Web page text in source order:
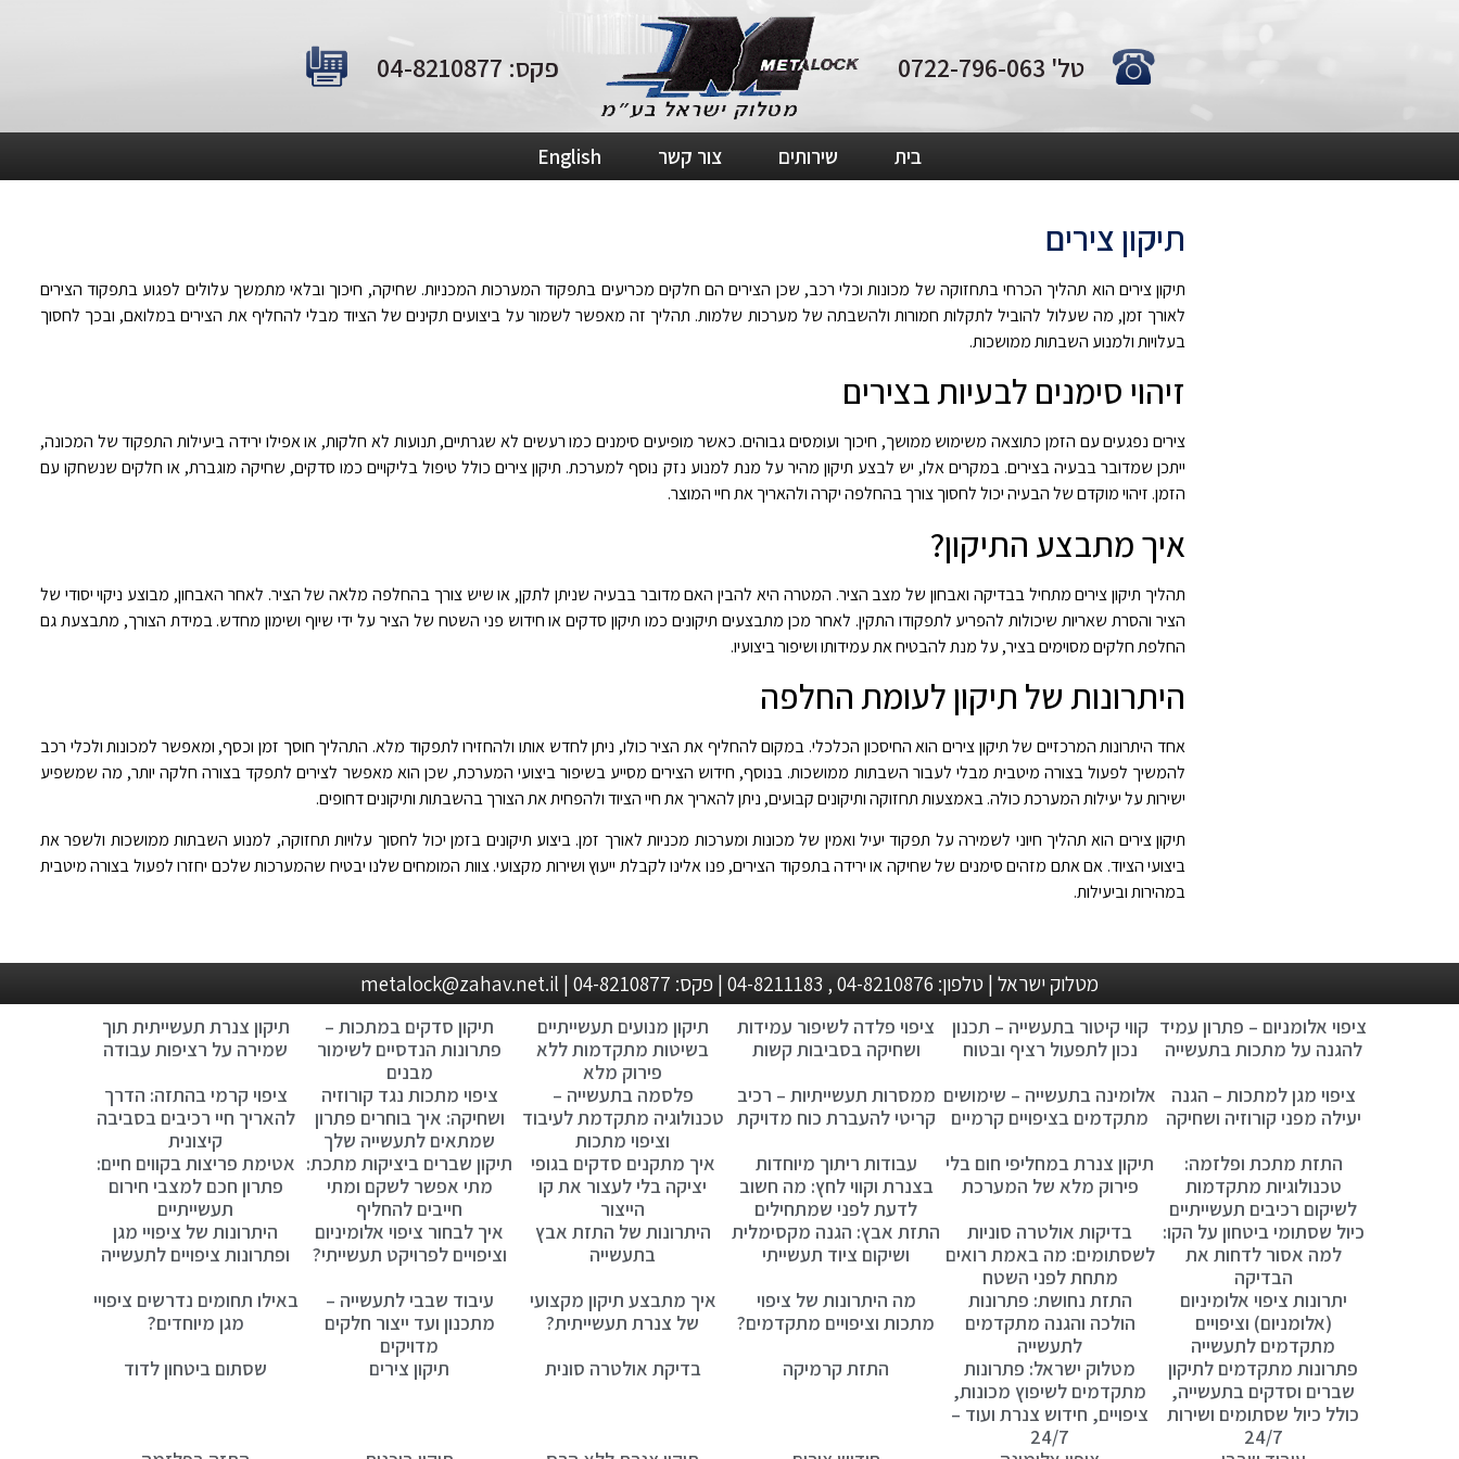
טל' 0722-796-063 פקס: 04-8210877
בית שירותים צור קשר English
תיקון צירים
תיקון צירים הוא תהליך הכרחי בתחזוקה של מכונות וכלי רכב, שכן הצירים הם חלקים מכריעים בתפקוד המערכות המכניות. שחיקה, חיכוך ובלאי מתמשך עלולים לפגוע בתפקוד הצירים
לאורך זמן, מה שעלול להוביל לתקלות חמורות ולהשבתה של מערכות שלמות. תהליך זה מאפשר לשמור על ביצועים תקינים של הציוד מבלי להחליף את הצירים במלואם, ובכך לחסוך
בעלויות ולמנוע השבתות ממושכות.
זיהוי סימנים לבעיות בצירים
צירים נפגעים עם הזמן כתוצאה משימוש ממושך, חיכוך ועומסים גבוהים. כאשר מופיעים סימנים כמו רעשים לא שגרתיים, תנועות לא חלקות, או אפילו ירידה ביעילות התפקוד של המכונה,
ייתכן שמדובר בבעיה בצירים. במקרים אלו, יש לבצע תיקון מהיר על מנת למנוע נזק נוסף למערכת. תיקון צירים כולל טיפול בליקויים כמו סדקים, שחיקה מוגברת, או חלקים שנשחקו עם
הזמן. זיהוי מוקדם של הבעיה יכול לחסוך צורך בהחלפה יקרה ולהאריך את חיי המוצר.
איך מתבצע התיקון?
תהליך תיקון צירים מתחיל בבדיקה ואבחון של מצב הציר. המטרה היא להבין האם מדובר בבעיה שניתן לתקן, או שיש צורך בהחלפה מלאה של הציר. לאחר האבחון, מבוצע ניקוי יסודי של
הציר והסרת שאריות שיכולות להפריע לתפקודו התקין. לאחר מכן מתבצעים תיקונים כמו תיקון סדקים או חידוש פני השטח של הציר על ידי שיוף ושימון מחדש. במידת הצורך, מתבצעת גם
החלפת חלקים מסוימים בציר, על מנת להבטיח את עמידותו ושיפור ביצועיו.
היתרונות של תיקון לעומת החלפה
אחד היתרונות המרכזיים של תיקון צירים הוא החיסכון הכלכלי. במקום להחליף את הציר כולו, ניתן לחדש אותו ולהחזירו לתפקוד מלא. התהליך חוסך זמן וכסף, ומאפשר למכונות ולכלי רכב
להמשיך לפעול בצורה מיטבית מבלי לעבור השבתות ממושכות. בנוסף, חידוש הצירים מסייע בשיפור ביצועי המערכת, שכן הוא מאפשר לצירים לתפקד בצורה חלקה יותר, מה שמשפיע
ישירות על יעילות המערכת כולה. באמצעות תחזוקה ותיקונים קבועים, ניתן להאריך את חיי הציוד ולהפחית את הצורך בהשבתות ותיקונים דחופים.
תיקון צירים הוא תהליך חיוני לשמירה על תפקוד יעיל ואמין של מכונות ומערכות מכניות לאורך זמן. ביצוע תיקונים בזמן יכול לחסוך עלויות תחזוקה, למנוע השבתות ממושכות ולשפר את
ביצועי הציוד. אם אתם מזהים סימנים של שחיקה או ירידה בתפקוד הצירים, פנו אלינו לקבלת ייעוץ ושירות מקצועי. צוות המומחים שלנו יבטיח שהמערכות שלכם יחזרו לפעול בצורה מיטבית
במהירות וביעילות.
מטלוק ישראל | טלפון: 04-8210876 , 04-8211183 | פקס: 04-8210877 | metalock@zahav.net.il
ציפוי אלומניום – פתרון עמיד
להגנה על מתכות בתעשייה
קווי קיטור בתעשייה – תכנון
נכון לתפעול רציף ובטוח
ציפוי פלדה לשיפור עמידות
ושחיקה בסביבות קשות
תיקון מנועים תעשייתיים
בשיטות מתקדמות ללא
פירוק מלא
תיקון סדקים במתכות –
פתרונות הנדסיים לשימור
מבנים
תיקון צנרת תעשייתית תוך
שמירה על רציפות עבודה
ציפוי מגן למתכות – הגנה
יעילה מפני קורוזיה ושחיקה
אלומינה בתעשייה – שימושים
מתקדמים בציפויים קרמיים
ממסרות תעשייתיות – רכיב
קריטי להעברת כוח מדויקת
פלסמה בתעשייה –
טכנולוגיה מתקדמת לעיבוד
וציפוי מתכות
ציפוי מתכות נגד קורוזיה
ושחיקה: איך בוחרים פתרון
שמתאים לתעשייה שלך
ציפוי קרמי בהתזה: הדרך
להאריך חיי רכיבים בסביבה
קיצונית
התזת מתכת ופלזמה:
טכנולוגיות מתקדמות
לשיקום רכיבים תעשייתיים
תיקון צנרת במחליפי חום בלי
פירוק מלא של המערכת
עבודות ריתוך מיוחדות
בצנרת וקווי לחץ: מה חשוב
לדעת לפני שמתחילים
איך מתקנים סדקים בגופי
יציקה בלי לעצור את קו
הייצור
תיקון שברים ביציקות מתכת:
מתי אפשר לשקם ומתי
חייבים להחליף
אטימת פריצות בקווים חיים:
פתרון חכם למצבי חירום
תעשייתיים
כיול שסתומי ביטחון על הקו:
למה אסור לדחות את
הבדיקה
בדיקות אולטרה סוניות
לשסתומים: מה באמת רואים
מתחת לפני השטח
התזת אבץ: הגנה מקסימלית
ושיקום ציוד תעשייתי
היתרונות של התזת אבץ
בתעשייה
איך לבחור ציפוי אלומיניום
וציפויים לפרויקט תעשייתי?
היתרונות של ציפויי מגן
ופתרונות ציפויים לתעשייה
יתרונות ציפוי אלומיניום
(אלומניום) וציפויים
מתקדמים לתעשייה
התזת נחושת: פתרונות
הולכה והגנה מתקדמים
לתעשייה
מה היתרונות של ציפוי
מתכות וציפויים מתקדמים?
איך מתבצע תיקון מקצועי
של צנרת תעשייתית?
עיבוד שבבי לתעשייה –
מתכנון ועד ייצור חלקים
מדויקים
באילו תחומים נדרשים ציפויי
מגן מיוחדים?
פתרונות מתקדמים לתיקון
שברים וסדקים בתעשייה,
כולל כיול שסתומים ושירות
24/7
מטלוק ישראל: פתרונות
מתקדמים לשיפוץ מכונות,
ציפויים, חידוש צנרת ועוד –
24/7
התזת קרמיקה בדיקת אולטרה סונית תיקון צירים שסתום ביטחון לדוד